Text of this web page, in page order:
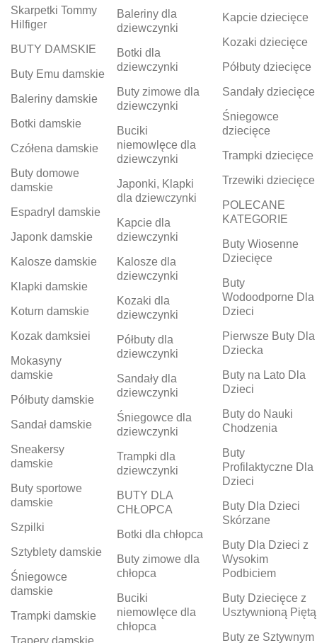
Skarpetki Tommy
Hilfiger
BUTY DAMSKIE
Buty Emu damskie
Baleriny damskie
Botki damskie
Czółena damskie
Buty domowe
damskie
Espadryl damskie
Japonk damskie
Kalosze damskie
Klapki damskie
Koturn damskie
Kozak damksiei
Mokasyny
damskie
Półbuty damskie
Sandał damskie
Sneakersy
damskie
Buty sportowe
damskie
Szpilki
Sztyblety damskie
Śniegowce
damskie
Trampki damskie
Trapery damskie
Baleriny dla
dziewczynki
Botki dla
dziewczynki
Buty zimowe dla
dziewczynki
Buciki
niemowlęce dla
dziewczynki
Japonki, Klapki
dla dziewczynki
Kapcie dla
dziewczynki
Kalosze dla
dziewczynki
Kozaki dla
dziewczynki
Półbuty dla
dziewczynki
Sandały dla
dziewczynki
Śniegowce dla
dziewczynki
Trampki dla
dziewczynki
BUTY DLA
CHŁOPCA
Botki dla chłopca
Buty zimowe dla
chłopca
Buciki
niemowlęce dla
chłopca
Kapcie dziecięce
Kozaki dziecięce
Półbuty dziecięce
Sandały dziecięce
Śniegowce
dziecięce
Trampki dziecięce
Trzewiki dziecięce
POLECANE
KATEGORIE
Buty Wiosenne
Dziecięce
Buty
Wodoodporne Dla
Dzieci
Pierwsze Buty Dla
Dziecka
Buty na Lato Dla
Dzieci
Buty do Nauki
Chodzenia
Buty
Profilaktyczne Dla
Dzieci
Buty Dla Dzieci
Skórzane
Buty Dla Dzieci z
Wysokim
Podbiciem
Buty Dziecięce z
Usztywnioną Piętą
Buty ze Sztywnym